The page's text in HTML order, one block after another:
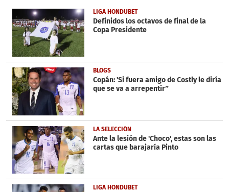
1
minute,
6
seconds
LIGA HONDUBET
Definidos los octavos de final de la
Copa Presidente
BLOGS
Copán: 'Si fuera amigo de Costly le diría
que se va a arrepentir”
LA SELECCIÓN
Ante la lesión de 'Choco', estas son las
cartas que barajaría Pinto
LIGA HONDUBET